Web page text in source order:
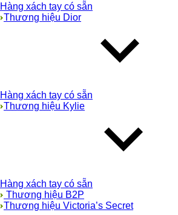
Hàng xách tay có sẵn
Thương hiệu Dior
Hàng xách tay có sẵn
Thương hiệu Kylie
Hàng xách tay có sẵn
Thương hiệu B2P
Thương hiệu Victoria’s Secret